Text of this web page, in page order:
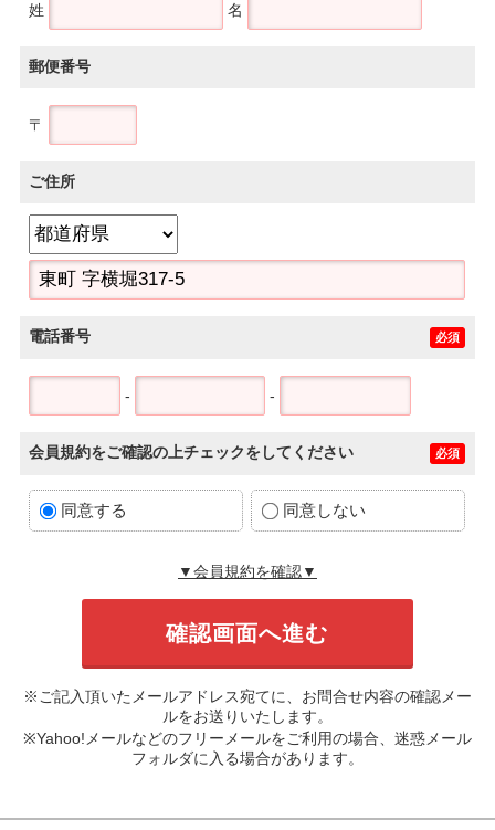
姓 名
郵便番号
〒
ご住所
電話番号 必須
- -
会員規約をご確認の上チェックをしてください 必須
同意する 同意しない
▼会員規約を確認▼
※ご記入頂いたメールアドレス宛てに、お問合せ内容の確認メー
ルをお送りいたします。
※Yahoo!メールなどのフリーメールをご利用の場合、迷惑メール
フォルダに入る場合があります。